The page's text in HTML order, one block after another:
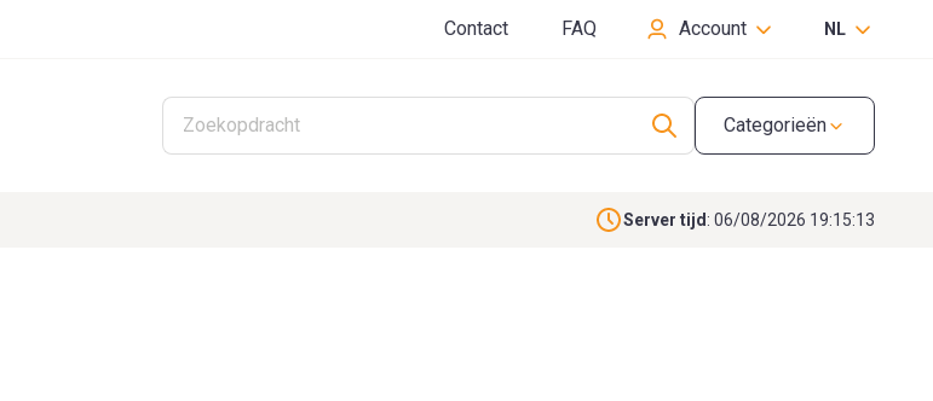
Contact FAQ Account NL
Categorieën
Server tijd : 06/08/2026 19:15:14